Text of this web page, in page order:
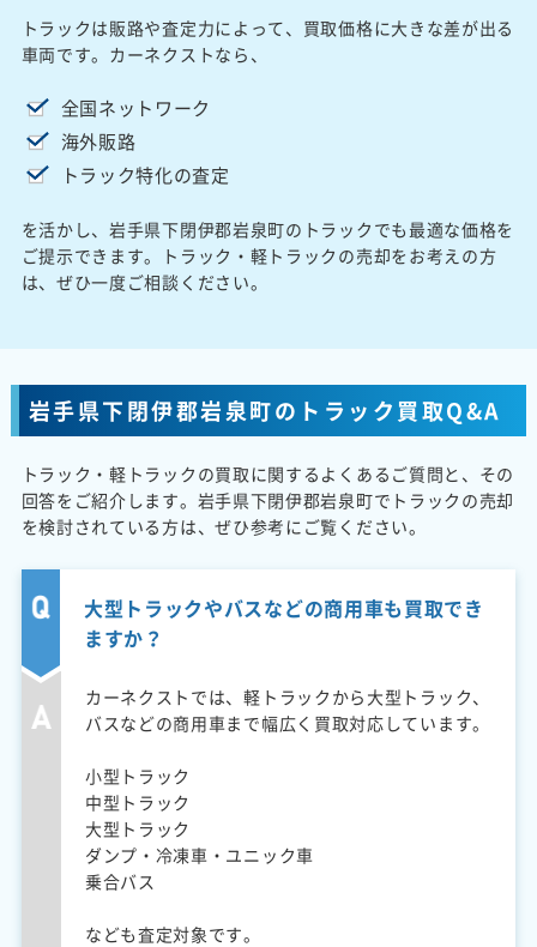
トラックは販路や査定力によって、買取価格に大きな差が出る
車両です。カーネクストなら、
全国ネットワーク
海外販路
トラック特化の査定
を活かし、岩手県下閉伊郡岩泉町のトラックでも最適な価格を
ご提示できます。トラック・軽トラックの売却をお考えの方
は、ぜひ一度ご相談ください。
岩手県下閉伊郡岩泉町のトラック買取Q&A
トラック・軽トラックの買取に関するよくあるご質問と、その
回答をご紹介します。岩手県下閉伊郡岩泉町でトラックの売却
を検討されている方は、ぜひ参考にご覧ください。
大型トラックやバスなどの商用車も買取でき
ますか？
カーネクストでは、軽トラックから大型トラック、
バスなどの商用車まで幅広く買取対応しています。
小型トラック
中型トラック
大型トラック
ダンプ・冷凍車・ユニック車
乗合バス
なども査定対象です。